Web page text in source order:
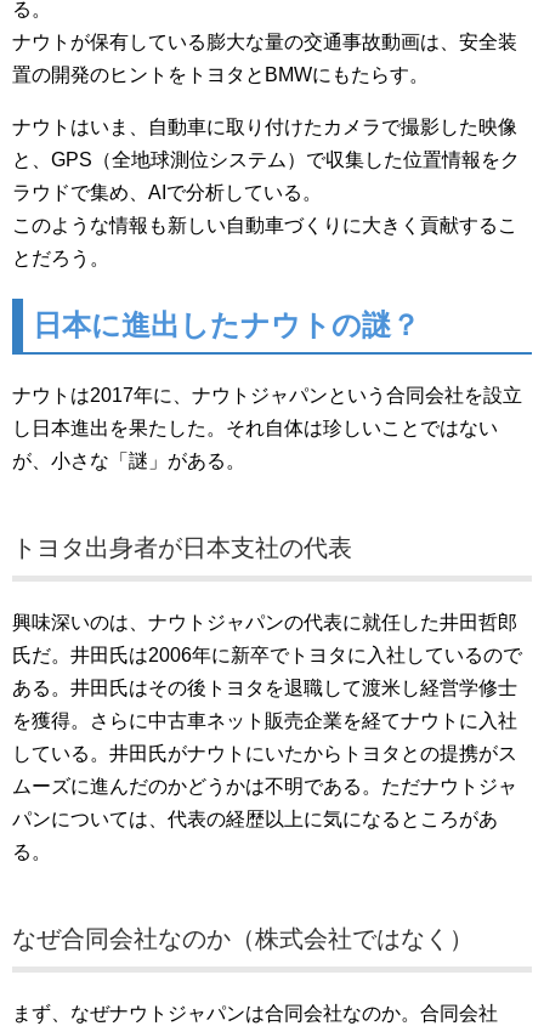
る。
ナウトが保有している膨大な量の交通事故動画は、安全装
置の開発のヒントをトヨタとBMWにもたらす。
ナウトはいま、自動車に取り付けたカメラで撮影した映像
と、GPS（全地球測位システム）で収集した位置情報をク
ラウドで集め、AIで分析している。
このような情報も新しい自動車づくりに大きく貢献するこ
とだろう。
日本に進出したナウトの謎？
ナウトは2017年に、ナウトジャパンという合同会社を設立
し日本進出を果たした。それ自体は珍しいことではない
が、小さな「謎」がある。
トヨタ出身者が日本支社の代表
興味深いのは、ナウトジャパンの代表に就任した井田哲郎
氏だ。井田氏は2006年に新卒でトヨタに入社しているので
ある。井田氏はその後トヨタを退職して渡米し経営学修士
を獲得。さらに中古車ネット販売企業を経てナウトに入社
している。井田氏がナウトにいたからトヨタとの提携がス
ムーズに進んだのかどうかは不明である。ただナウトジャ
パンについては、代表の経歴以上に気になるところがあ
る。
なぜ合同会社なのか（株式会社ではなく）
まず、なぜナウトジャパンは合同会社なのか。合同会社